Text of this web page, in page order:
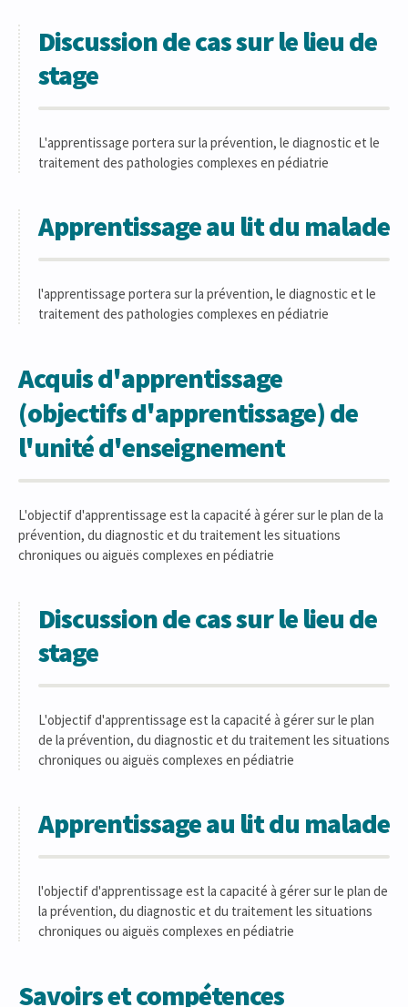
Discussion de cas sur le lieu de
stage
L'apprentissage portera sur la prévention, le diagnostic et le
traitement des pathologies complexes en pédiatrie
Apprentissage au lit du malade
l'apprentissage portera sur la prévention, le diagnostic et le
traitement des pathologies complexes en pédiatrie
Acquis d'apprentissage
(objectifs d'apprentissage) de
l'unité d'enseignement
L'objectif d'apprentissage est la capacité à gérer sur le plan de la
prévention, du diagnostic et du traitement les situations
chroniques ou aiguës complexes en pédiatrie
Discussion de cas sur le lieu de
stage
L'objectif d'apprentissage est la capacité à gérer sur le plan
de la prévention, du diagnostic et du traitement les situations
chroniques ou aiguës complexes en pédiatrie
Apprentissage au lit du malade
l'objectif d'apprentissage est la capacité à gérer sur le plan de
la prévention, du diagnostic et du traitement les situations
chroniques ou aiguës complexes en pédiatrie
Savoirs et compétences